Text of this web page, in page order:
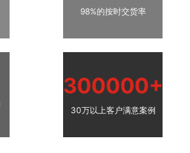
98%的按时交货率
300000+
30万以上客户满意案例